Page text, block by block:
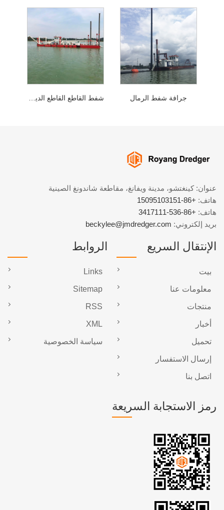
جرافة شفط الرمال
عنوان: كينغتشو، مدينة ويفانغ، مقاطعة شاندونغ الصينية
هاتف: +86-15095103151
هاتف: +86-536-3417111
بريد إلكتروني: beckylee@jmdredger.com
الإنتقال السريع
بيت
معلومات عنا
منتجات
أخبار
تحميل
إرسال الاستفسار
اتصل بنا
الروابط
Links
Sitemap
RSS
XML
سياسة الخصوصية
رمز الاستجابة السريعة